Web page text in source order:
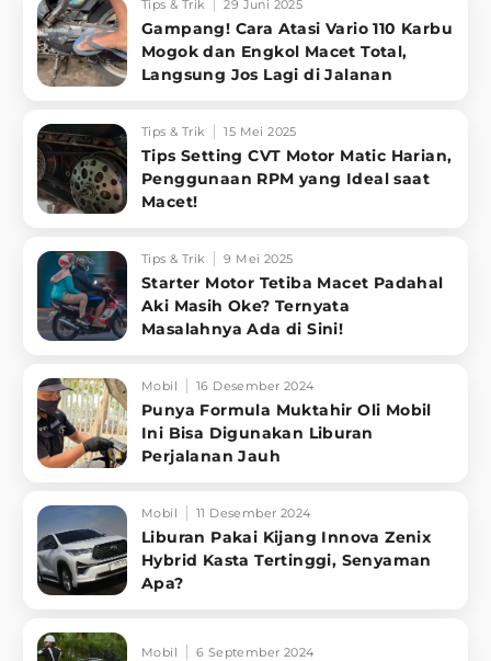
Tips & Trik 29 Juni 2025
Gampang! Cara Atasi Vario 110 Karbu
Mogok dan Engkol Macet Total,
Langsung Jos Lagi di Jalanan
Tips & Trik 15 Mei 2025
Tips Setting CVT Motor Matic Harian,
Penggunaan RPM yang Ideal saat
Macet!
Tips & Trik 9 Mei 2025
Starter Motor Tetiba Macet Padahal
Aki Masih Oke? Ternyata
Masalahnya Ada di Sini!
Mobil 16 Desember 2024
Punya Formula Muktahir Oli Mobil
Ini Bisa Digunakan Liburan
Perjalanan Jauh
Mobil 11 Desember 2024
Liburan Pakai Kijang Innova Zenix
Hybrid Kasta Tertinggi, Senyaman
Apa?
Mobil 6 September 2024